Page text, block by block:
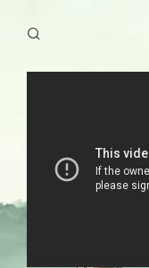
YAYINLARIMIZ